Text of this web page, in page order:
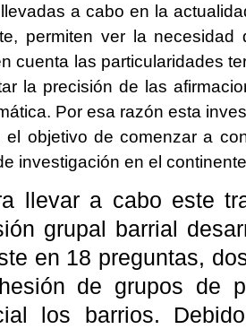
a cabo en la
permiten ver la
cuenta las particularidades
la precisión de las
Por esa razón esta
el objetivo de comenzar a
investigación en el
llevar a cabo este
grupal barrial
en 18 preguntas,
de grupos de
los barrios.